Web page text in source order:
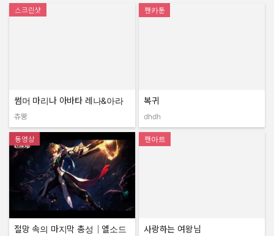
스크린샷
썸머 마리나 아바타 레나&아라
작성자:
츄뿡
팬카툰
복귀
dhdh
동영상
절망 속의 마지막 총성｜엘소드
팬아트
사랑하는 여왕님